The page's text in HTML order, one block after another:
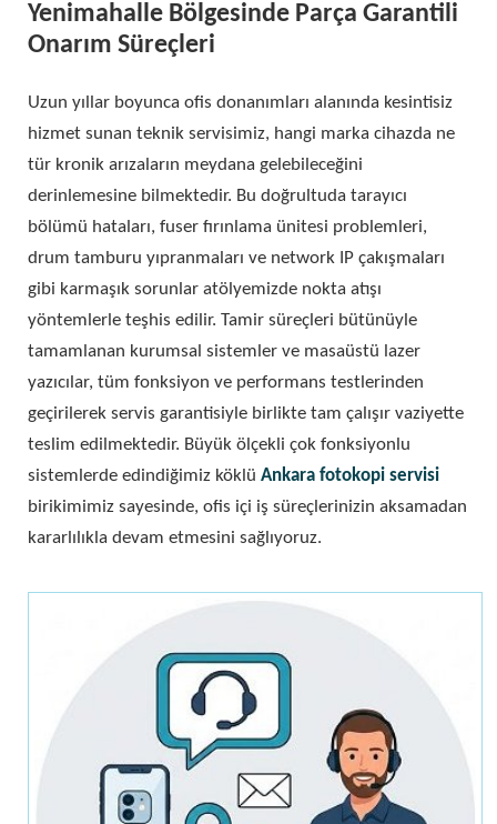
Yenimahalle Bölgesinde Parça Garantili
Onarım Süreçleri
Uzun yıllar boyunca ofis donanımları alanında kesintisiz
hizmet sunan teknik servisimiz, hangi marka cihazda ne
tür kronik arızaların meydana gelebileceğini
derinlemesine bilmektedir. Bu doğrultuda tarayıcı
bölümü hataları, fuser fırınlama ünitesi problemleri,
drum tamburu yıpranmaları ve network IP çakışmaları
gibi karmaşık sorunlar atölyemizde nokta atışı
yöntemlerle teşhis edilir. Tamir süreçleri bütünüyle
tamamlanan kurumsal sistemler ve masaüstü lazer
yazıcılar, tüm fonksiyon ve performans testlerinden
geçirilerek servis garantisiyle birlikte tam çalışır vaziyette
teslim edilmektedir. Büyük ölçekli çok fonksiyonlu
sistemlerde edindiğimiz köklü Ankara fotokopi servisi
birikimimiz sayesinde, ofis içi iş süreçlerinizin aksamadan
kararlılıkla devam etmesini sağlıyoruz.